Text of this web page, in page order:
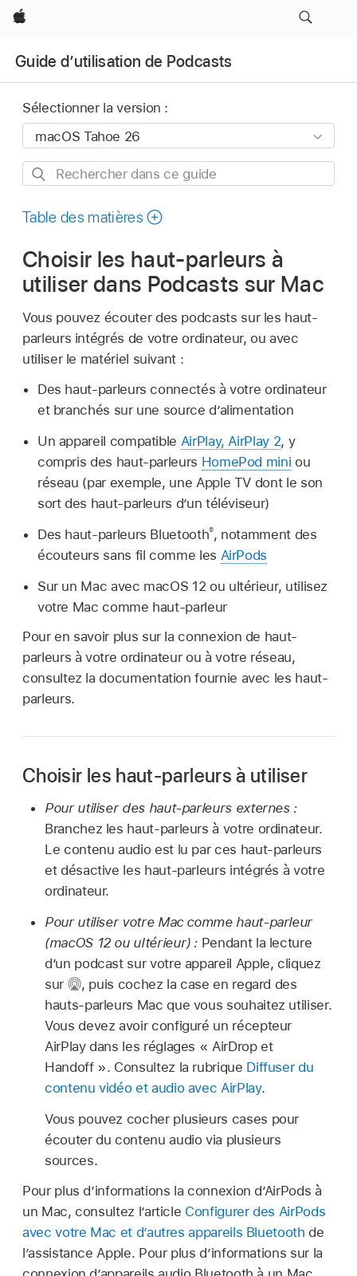
Apple
Guide d’utilisation de Podcasts
Sélectionner la version :
Rechercher
ce
Table des matières
Choisir les haut-parleurs à
utiliser dans Podcasts sur Mac
Vous pouvez écouter des podcasts sur les haut-
parleurs intégrés de votre ordinateur, ou avec
utiliser le matériel suivant :
Des haut-parleurs connectés à votre ordinateur
et branchés sur une source d’alimentation
Un appareil compatible AirPlay, AirPlay 2, y
compris des haut-parleurs HomePod mini ou
réseau (par exemple, une Apple TV dont le son
sort des haut-parleurs d’un téléviseur)
Des haut-parleurs Bluetooth®, notamment des
écouteurs sans fil comme les AirPods
Sur un Mac avec macOS 12 ou ultérieur, utilisez
votre Mac comme haut-parleur
Pour en savoir plus sur la connexion de haut-
parleurs à votre ordinateur ou à votre réseau,
consultez la documentation fournie avec les haut-
parleurs.
Choisir les haut-parleurs à utiliser
Pour utiliser des haut-parleurs externes :
Branchez les haut-parleurs à votre ordinateur.
Le contenu audio est lu par ces haut-parleurs
et désactive les haut-parleurs intégrés à votre
ordinateur.
Pour utiliser votre Mac comme haut-parleur
(macOS 12 ou ultérieur) : Pendant la lecture
d’un podcast sur votre appareil Apple, cliquez
sur
, puis cochez la case en regard des
hauts-parleurs Mac que vous souhaitez utiliser.
Vous devez avoir configuré un récepteur
AirPlay dans les réglages « AirDrop et
Handoff ». Consultez la rubrique Diffuser du
contenu vidéo et audio avec AirPlay.
Vous pouvez cocher plusieurs cases pour
écouter du contenu audio via plusieurs
sources.
Pour plus d’informations la connexion d’AirPods à
un Mac, consultez l’article Configurer des AirPods
avec votre Mac et d’autres appareils Bluetooth de
l’assistance Apple. Pour plus d’informations sur la